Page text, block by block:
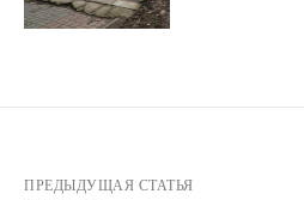
ПРЕДЫДУЩАЯ СТАТЬЯ